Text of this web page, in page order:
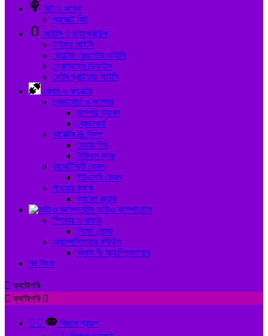
কিট ও কম্বো
প্রজেক্ট কিট
আইসি ও মাইক্রোচিপ
টাইমার আইসি
ভোল্টেজ রেগুলেটর আইসি
প্রোগ্রামার ডিভাইস
মোটর ড্রাইভার আইসি
কেবল ও কানেক্টর
ব্রেডবোর্ড ও জাম্পার
জাম্পার ক্যাবল
ব্রেডবোর্ড
কানেক্টর & ক্লিপ
হেডার পিন
টার্মিনাল ব্লক
কানেক্টিভিটি কেবল
ইউএসবি কেবল
পাওয়ার জ্যাক
ব্যারেল জ্যাক
অডিও কম্পোনেন্টস
স্পিকার ও বাজার
পিজো সেন্সর
অ্যাম্পলিফায়ার মডিউল
ক্লাস ডি অ্যাম্প্লিফায়ার
সব লিংক
 ক্যাটাগরি
 ক্যাটাগরি 
 
বিজ্ঞান প্রকল্প